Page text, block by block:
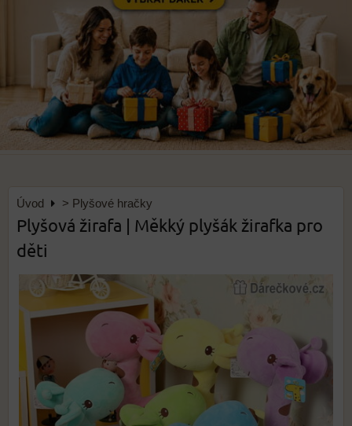
Úvod > Plyšové hračky
Plyšová žirafa | Měkký plyšák žirafka pro
děti